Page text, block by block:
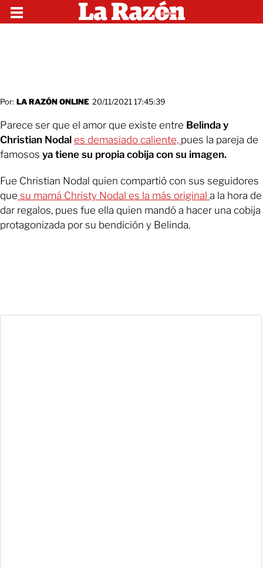
Por: LA RAZÓN ONLINE 20/11/2021 17:45:39
Parece ser que el amor que existe entre Belinda y
Christian Nodal es demasiado caliente, pues la pareja de
famosos ya tiene su propia cobija con su imagen.
Fue Christian Nodal quien compartió con sus seguidores
que su mamá Christy Nodal es la más original a la hora de
dar regalos, pues fue ella quien mandó a hacer una cobija
protagonizada por su bendición y Belinda.